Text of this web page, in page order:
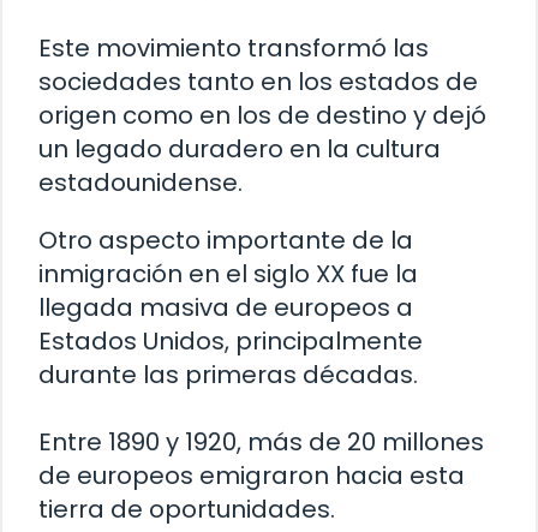
Este movimiento transformó las
sociedades tanto en los estados de
origen como en los de destino y dejó
un legado duradero en la cultura
estadounidense.
Otro aspecto importante de la
inmigración en el siglo XX fue la
llegada masiva de europeos a
Estados Unidos, principalmente
durante las primeras décadas.
Entre 1890 y 1920, más de 20 millones
de europeos emigraron hacia esta
tierra de oportunidades.